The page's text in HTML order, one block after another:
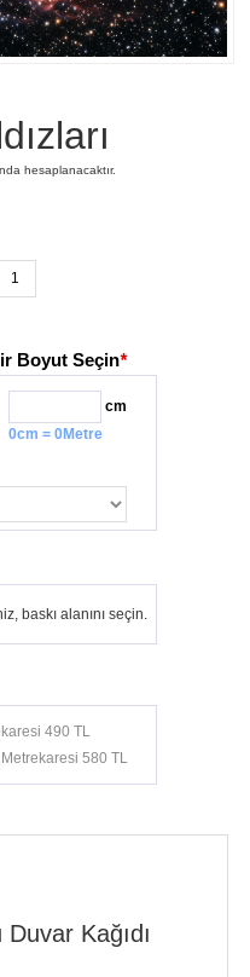
hesaplanacaktır.
Boyut Seçin*
cm
0cm = 0Metre
490 TL
580 TL
baskı alanını seçin.
Kağıdı